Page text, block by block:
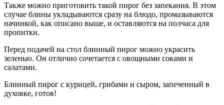
Также можно приготовить такой пирог без запекания. В этом
случае блины укладываются сразу на блюдо, промазываются
начинкой, как описано выше, и оставляются на полчаса для
пропитки.
Перед подачей на стол блинный пирог можно украсить
зеленью. Он отлично сочетается с овощными соками и
салатами.
Блинный пирог с курицей, грибами и сыром, запеченный в
духовке, готов!